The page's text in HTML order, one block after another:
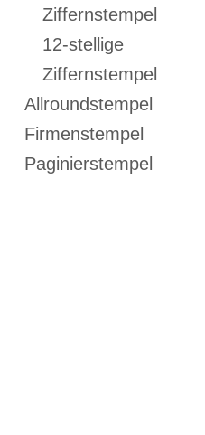
Ziffernstempel
12-stellige
Ziffernstempel
Allroundstempel
Firmenstempel
Paginierstempel